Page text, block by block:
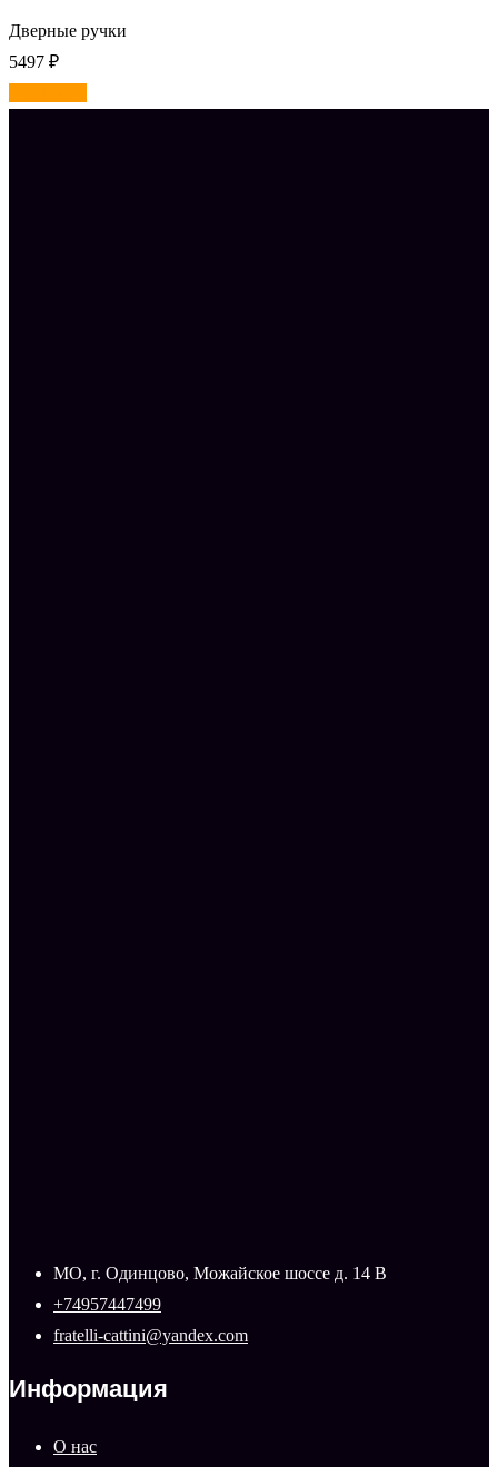
Дверные ручки
5497 ₽
МО, г. Одинцово, Можайское шоссе д. 14 В
+74957447499
fratelli-cattini@yandex.com
Информация
О нас